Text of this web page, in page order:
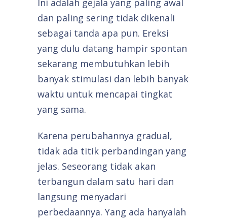
dan paling sering tidak dikenali
sebagai tanda apa pun. Ereksi
yang dulu datang hampir spontan
sekarang membutuhkan lebih
banyak stimulasi dan lebih banyak
waktu untuk mencapai tingkat
yang sama.
Karena perubahannya gradual,
tidak ada titik perbandingan yang
jelas. Seseorang tidak akan
terbangun dalam satu hari dan
langsung menyadari
perbedaannya. Yang ada hanyalah